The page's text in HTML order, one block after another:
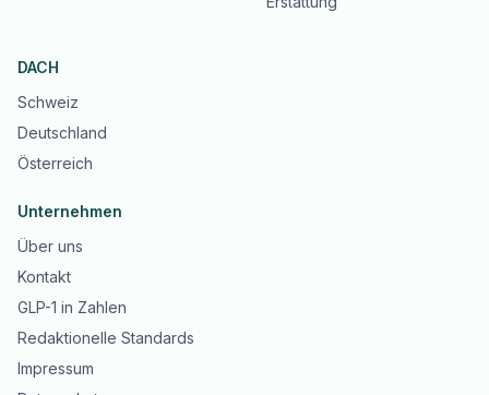
DACH
Schweiz
Deutschland
Österreich
Unternehmen
Über uns
Kontakt
GLP-1 in Zahlen
Redaktionelle Standards
Impressum